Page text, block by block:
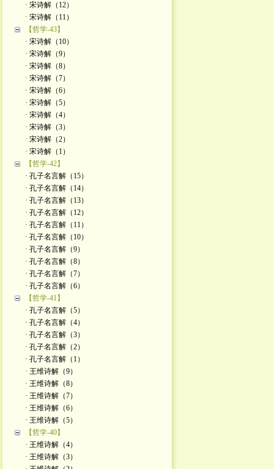
· 宋诗解（12）
· 宋诗解（11）
【哲学-43】
· 宋诗解（10）
· 宋诗解（9）
· 宋诗解（8）
· 宋诗解（7）
· 宋诗解（6）
· 宋诗解（5）
· 宋诗解（4）
· 宋诗解（3）
· 宋诗解（2）
· ​宋诗解（1）
【哲学-42】
· 孔子名言解（15）
· 孔子名言解（14）
· 孔子名言解（13）
· 孔子名言解（12）
· 孔子名言解（11）
· 孔子名言解（10）
· 孔子名言解（9）
· 孔子名言解（8）
· 孔子名言解（7）
· 孔子名言解（6）
【哲学-41】
· 孔子名言解（5）
· 孔子名言解（4）
· 孔子名言解（3）
· 孔子名言解（2）
· 孔子名言解（1）
· 王维诗解（9）
· 王维诗解（8）
· 王维诗解（7）
· 王维诗解（6）
· 王维诗解（5）
【哲学-40】
· 王维诗解（4）
· 王维诗解（3）